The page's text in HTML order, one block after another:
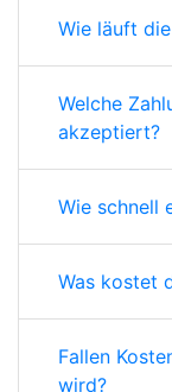
Wie läuft
Welche
akzeptiert?
Wie schnell
Was kostet
Fallen
wird?